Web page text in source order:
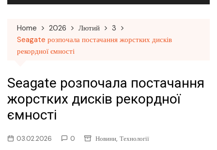
Home 2026 Лютий
3
Seagate розпочала постачання жорстких дисків
рекордної ємності
Seagate розпочала постачання
жорстких дисків рекордної
ємності
03.02.2026 0 Новини, Технології